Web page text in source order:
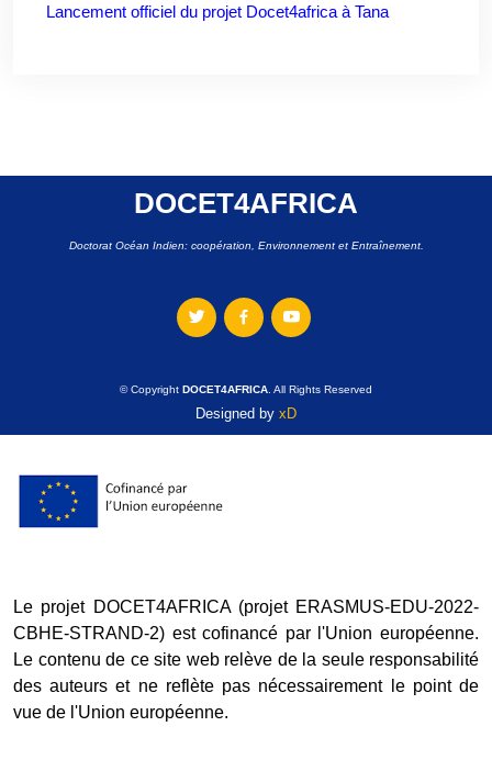
Lancement officiel du projet Docet4africa à Tana
DOCET4AFRICA
Doctorat Océan Indien: coopération, Environnement et Entraînement.
© Copyright DOCET4AFRICA . All Rights Reserved
Designed by xD
Le projet DOCET4AFRICA (projet ERASMUS-EDU-2022-
CBHE-STRAND-2) est cofinancé par l'Union européenne.
Le contenu de ce site web relève de la seule responsabilité
des auteurs et ne reflète pas nécessairement le point de
vue de l'Union européenne.